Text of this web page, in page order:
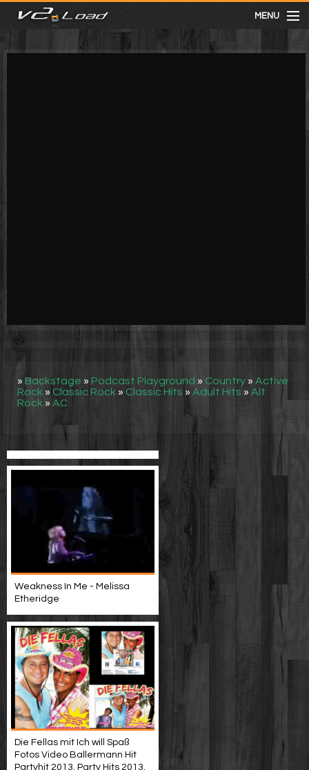
MENU
meist gesehen
» Backstage » Podcast Playground » Country» Active
Rock » Classic Rock » Classic Hits » Adult Hits » Alt
Rock » AC
Weakness In Me - Melissa
Etheridge
Die Fellas mit Ich will Spaß
Fotos Video Ballermann Hit
Partyhit 2013, Party Hits 2013,